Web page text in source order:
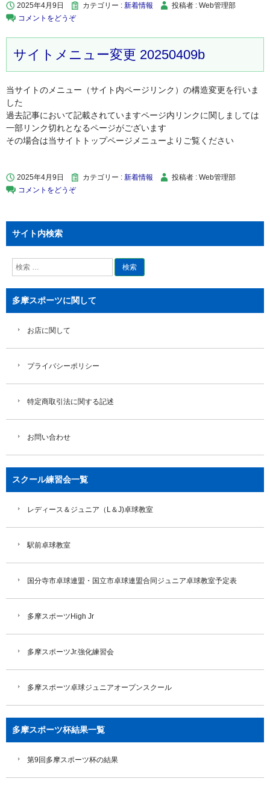
2025年4月9日 カテゴリー : 新着情報
投稿者 : Web管理部
コメントをどうぞ
サイトメニュー変更 20250409b
当サイトのメニュー（サイト内ページリンク）の構造変更を行いま
した
過去記事において記載されていますページ内リンクに関しましては
一部リンク切れとなるページがございます
その場合は当サイトトップページメニューよりご覧ください
2025年4月9日 カテゴリー : 新着情報
投稿者 : Web管理部
コメントをどうぞ
サイト内検索
検
索
多摩スポーツに関して
お店に関して
プライバシーポリシー
特定商取引法に関する記述
お問い合わせ
スクール練習会一覧
レディース＆ジュニア（L＆J)卓球教室
駅前卓球教室
国分寺市卓球連盟・国立市卓球連盟合同ジュニア卓球教室予定表
多摩スポーツHigh Jr
多摩スポーツJr.強化練習会
多摩スポーツ卓球ジュニアオープンスクール
多摩スポーツ杯結果一覧
第9回多摩スポーツ杯の結果